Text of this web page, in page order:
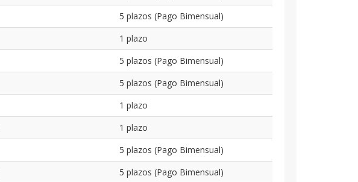
5 plazos (Pago Bimensual)
1 plazo
5 plazos (Pago Bimensual)
5 plazos (Pago Bimensual)
1 plazo
1 plazo
5 plazos (Pago Bimensual)
5 plazos (Pago Bimensual)